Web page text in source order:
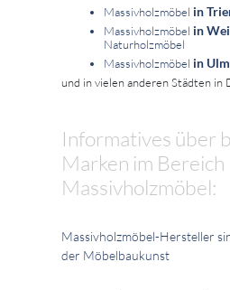
Massivholzmöbel in
Massivholzmöbel in
Naturholzmöbel
Massivholzmöbel in Ulm
und in vielen anderen Städten in
Informatives über
Marken im Bereich
Massivholzmöbel:
Massivholzmöbel-Hersteller
der Möbelbaukunst